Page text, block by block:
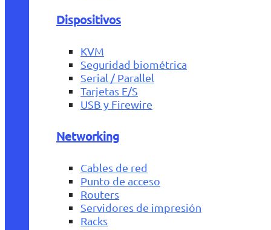
Dispositivos
KVM
Seguridad biométrica
Serial / Parallel
Tarjetas E/S
USB y Firewire
Networking
Cables de red
Punto de acceso
Routers
Servidores de impresión
Racks